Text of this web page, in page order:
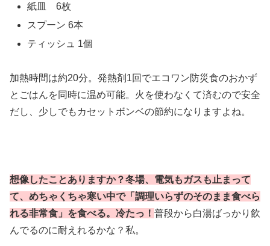
紙皿 6枚
スプーン 6本
ティッシュ 1個
加熱時間は約20分。発熱剤1回でエコワン防災食のおかず
とごはんを同時に温め可能。火を使わなくて済むので安全
だし、少しでもカセットボンベの節約になりますよね。
想像したことありますか？冬場、電気もガスも止まって
て、めちゃくちゃ寒い中で「調理いらずのそのまま食べら
れる非常食」を食べる。冷たっ！ 普段から白湯ばっかり飲
んでるのに耐えれるかな？私。